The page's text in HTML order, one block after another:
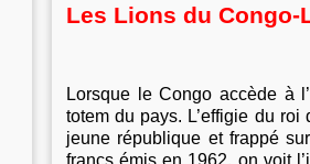
Les Lions du Congo-
Lorsque le Congo accède à
totem du pays. L’effigie du
jeune république et frappé
francs émis en 1962, on voit